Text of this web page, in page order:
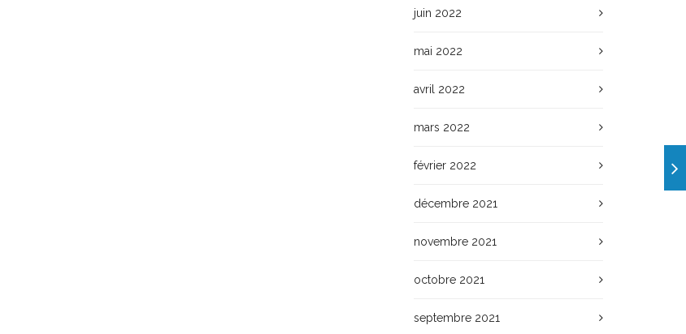
juin 2022
mai 2022
avril 2022
mars 2022
février 2022
décembre 2021
novembre 2021
octobre 2021
septembre 2021